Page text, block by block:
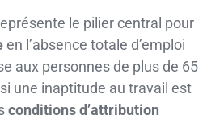
le pilier central pour
en l’absence totale d’emploi
aux personnes de plus de 65
une inaptitude au travail est
conditions d’attribution